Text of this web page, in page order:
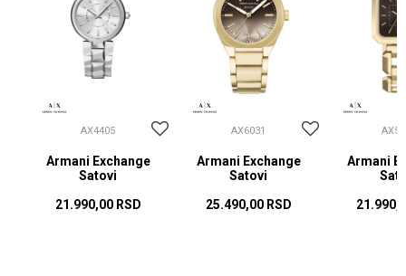
AX4405
Armani Exchange
Satovi
21.990,00 RSD
AX6031
Armani Exchange
Satovi
25.490,00 RSD
Armani